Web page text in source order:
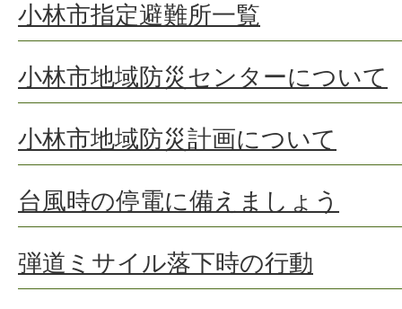
小林市指定避難所一覧
小林市地域防災センターについて
小林市地域防災計画について
台風時の停電に備えましょう
弾道ミサイル落下時の行動